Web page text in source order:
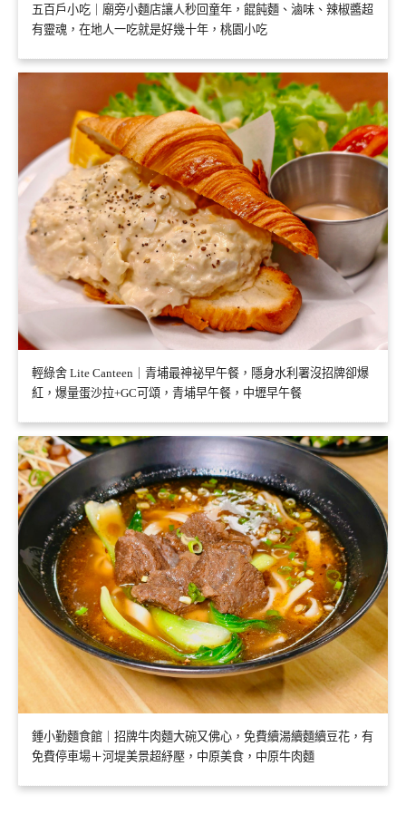
五百戶小吃｜廟旁小麵店讓人秒回童年，餛飩麵、滷味、辣椒醬超
有靈魂，在地人一吃就是好幾十年，桃園小吃
輕綠舍 Lite Canteen｜青埔最神祕早午餐，隱身水利署沒招牌卻爆
紅，爆量蛋沙拉+GC可頌，青埔早午餐，中壢早午餐
鍾小勤麵食館｜招牌牛肉麵大碗又佛心，免費續湯續麵續豆花，有
免費停車場＋河堤美景超紓壓，中原美食，中原牛肉麵